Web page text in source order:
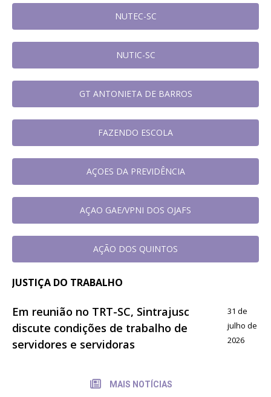
NUTEC-SC
NUTIC-SC
GT ANTONIETA DE BARROS
FAZENDO ESCOLA
AÇOES DA PREVIDÊNCIA
AÇAO GAE/VPNI DOS OJAFS
AÇÃO DOS QUINTOS
JUSTIÇA DO TRABALHO
Em reunião no TRT-SC, Sintrajusc
discute condições de trabalho de
servidores e servidoras
31 de
julho de
2026
MAIS NOTÍCIAS